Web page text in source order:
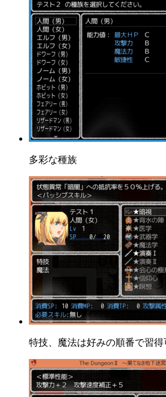
多彩な種族
特技、魔法は好みの順番で習得